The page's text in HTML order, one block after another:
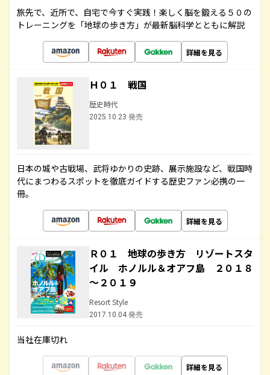
旅先で、近所で、自宅で今すぐ実践！楽しく脳を鍛える５０の
トレーニングを「地球の歩き方」が最新脳科学とともに解説
詳細を見る
Ｈ０１ 戦国
歴史時代
2025.10.23 発売
日本の城や古戦場、武将ゆかりの史跡、展示施設など、戦国時
代にまつわるスポットを徹底ガイドする歴史ファン必携の一
冊。
詳細を見る
Ｒ０１ 地球の歩き方 リゾートスタ
イル ホノルル＆オアフ島 ２０１８
～２０１９
Resort Style
2017.10.04 発売
当社在庫切れ
詳細を見る